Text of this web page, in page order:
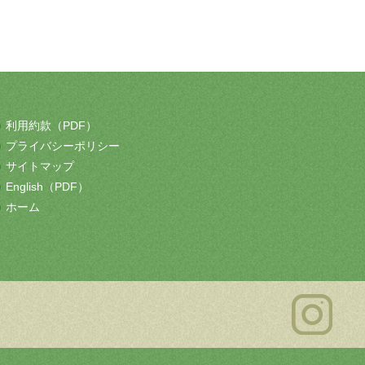
利用約款（PDF）
プライバシーポリシー
サイトマップ
English（PDF）
ホーム